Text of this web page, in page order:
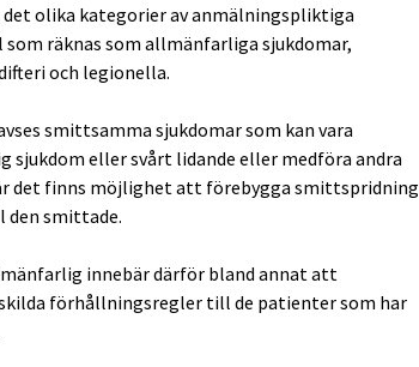
olika kategorier av anmälningspliktiga
räknas som allmänfarliga sjukdomar,
och legionella.
smittsamma sjukdomar som kan vara
sjukdom eller svårt lidande eller medföra andra
det finns möjlighet att förebygga smittspridning
den smittade.
innebär därför bland annat att
förhållningsregler till de patienter som har